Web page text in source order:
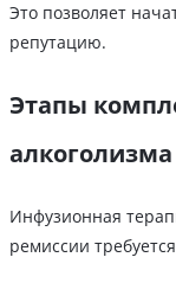
Это позволяет
репутацию.
Этапы
алкоголизма
Инфузионная
ремиссии